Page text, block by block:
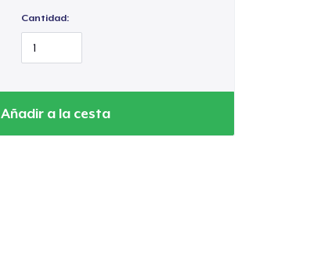
Cantidad:
Añadir a la cesta